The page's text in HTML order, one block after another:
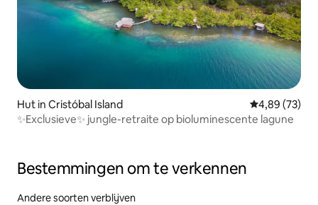
Hut in Cristóbal Island Gemiddelde
4,89 (73)
✨Exclusieve✨ jungle-retraite op bioluminescente lagune
Bestemmingen om te verkennen
Andere soorten verblijven